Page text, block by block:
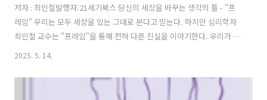
저자 : 최인철발행자:21세기북스 당신의 세상을 바꾸는 생각의 틀 - "프
레임" 우리는 모두 세상을 있는 그대로 본다고 믿는다. 하지만 심리학자
최인철 교수는 "프레임"을 통해 전혀 다른 진실을 이야기한다. 우리가 보
는 세상은 '있는 그대로'가 아니라 '보는 방식대로' 존재하며, 이 보는 방
드대에서 심리학을 공부하고 서울대학교 심리학과 교수로 재직 중인 저
자가, 인간의 인식과 행동을 결정짓는 '마음의 창'을 심리학적 근거와 일
2025. 5. 14.